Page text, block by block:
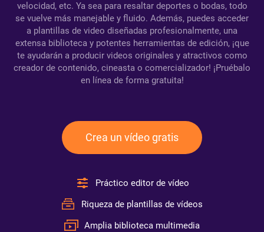
velocidad, etc. Ya sea para resaltar deportes o bodas, todo
se vuelve más manejable y fluido. Además, puedes acceder
a plantillas de video diseñadas profesionalmente, una
extensa biblioteca y potentes herramientas de edición, ¡que
te ayudarán a producir videos originales y atractivos como
creador de contenido, cineasta o comercializador! ¡Pruébalo
en línea de forma gratuita!
Crea un vídeo gratis
Práctico editor de vídeo
Riqueza de plantillas de vídeos
Amplia biblioteca multimedia